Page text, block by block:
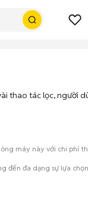
thao tác lọc, người
máy này với chi phí
đa dạng sự lựa
mô tả trên tin đăng.